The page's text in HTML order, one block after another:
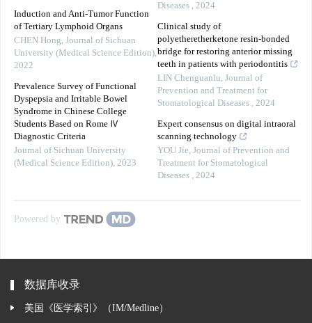
Induction and Anti-Tumor Function
of Tertiary Lymphoid Organs
CHEN Hong, Journal of Sichuan
University (Medical Science Edition),
2022
Prevalence Survey of Functional
Dyspepsia and Irritable Bowel
Syndrome in Chinese College
Students Based on Rome Ⅳ
Diagnostic Criteria
Journal of Sichuan University
(Medical Science Edition), 2023
Diseases , 2024
Clinical study of
polyetheretherketone resin-bonded
bridge for restoring anterior missing
teeth in patients with periodontitis
LIN Chenguanlu, Journal of
Prevention and Treatment for
Stomatological Diseases , 2024
Expert consensus on digital intraoral
scanning technology
YOU Jie, Journal of Prevention and
Treatment for Stomatological
Diseases , 2024
Powered by
数据库收录
美国《医学索引》（IM/Medline）